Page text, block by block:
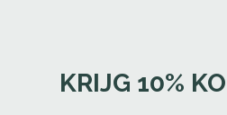
KRIJG 10%